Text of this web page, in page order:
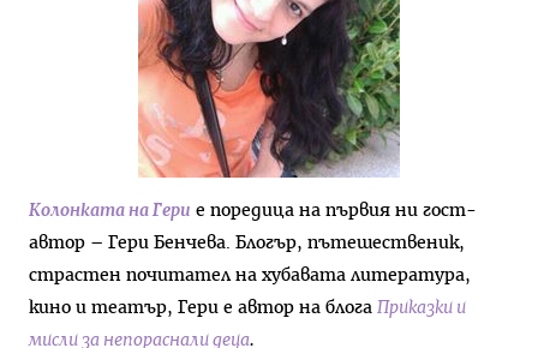
Колонката на Гери е поредица на първия ни гост-
автор – Гери Бенчева. Блогър, пътешественик,
страстен почитател на хубавата литература,
кино и театър, Гери е автор на блога Приказки и
мисли за непораснали деца.